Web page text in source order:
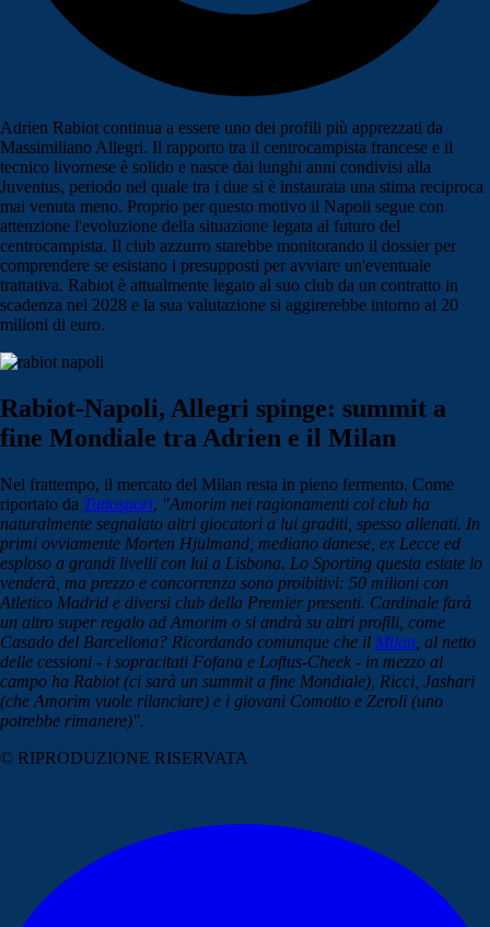
Adrien Rabiot continua a essere uno dei profili più apprezzati da
Massimiliano Allegri. Il rapporto tra il centrocampista francese e il
tecnico livornese è solido e nasce dai lunghi anni condivisi alla
Juventus, periodo nel quale tra i due si è instaurata una stima reciproca
mai venuta meno. Proprio per questo motivo il Napoli segue con
attenzione l'evoluzione della situazione legata al futuro del
centrocampista. Il club azzurro starebbe monitorando il dossier per
comprendere se esistano i presupposti per avviare un'eventuale
trattativa. Rabiot è attualmente legato al suo club da un contratto in
scadenza nel 2028 e la sua valutazione si aggirerebbe intorno ai 20
milioni di euro.
Rabiot-Napoli, Allegri spinge: summit a
fine Mondiale tra Adrien e il Milan
Nel frattempo, il mercato del Milan resta in pieno fermento. Come
riportato da Tuttosport, "Amorim nei ragionamenti col club ha
naturalmente segnalato altri giocatori a lui graditi, spesso allenati. In
primi ovviamente Morten Hjulmand, mediano danese, ex Lecce ed
esploso a grandi livelli con lui a Lisbona. Lo Sporting questa estate lo
venderà, ma prezzo e concorrenza sono proibitivi: 50 milioni con
Atletico Madrid e diversi club della Premier presenti. Cardinale farà
un altro super regalo ad Amorim o si andrà su altri profili, come
Casado del Barcellona? Ricordando comunque che il Milan , al netto
delle cessioni - i sopracitati Fofana e Loftus-Cheek - in mezzo al
campo ha Rabiot (ci sarà un summit a fine Mondiale), Ricci, Jashari
(che Amorim vuole rilanciare) e i giovani Comotto e Zeroli (uno
potrebbe rimanere)".
© RIPRODUZIONE RISERVATA